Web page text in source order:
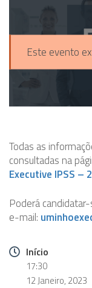
Este evento
Todas as
consultadas na
Executive IPSS –
Poderá
e-mail:
Início
17:30
12 Janeiro, 2023